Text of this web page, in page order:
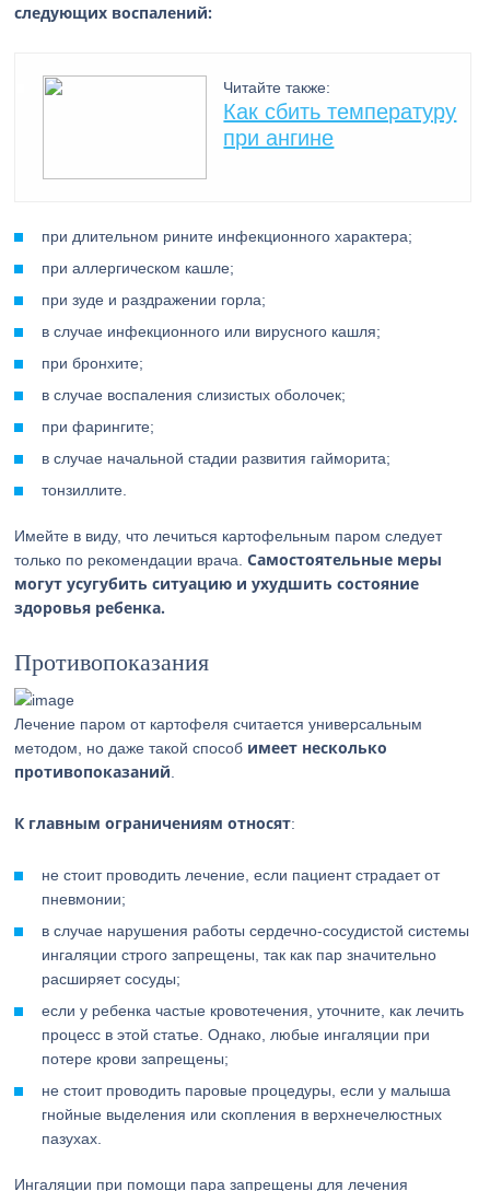
следующих воспалений:
Читайте также:
Как сбить температуру
при ангине
при длительном рините инфекционного характера;
при аллергическом кашле;
при зуде и раздражении горла;
в случае инфекционного или вирусного кашля;
при бронхите;
в случае воспаления слизистых оболочек;
при фарингите;
в случае начальной стадии развития гайморита;
тонзиллите.
Имейте в виду, что лечиться картофельным паром следует
только по рекомендации врача.Самостоятельные меры
могут усугубить ситуацию и ухудшить состояние
здоровья ребенка.
Противопоказания
Лечение паром от картофеля считается универсальным
методом, но даже такой способ имеет несколько
противопоказаний
К главным ограничениям относят:
не стоит проводить лечение, если пациент страдает от
пневмонии;
в случае нарушения работы сердечно-сосудистой системы
ингаляции строго запрещены, так как пар значительно
расширяет сосуды;
если у ребенка частые кровотечения, уточните, как лечить
процесс в этой статье. Однако, любые ингаляции при
потере крови запрещены;
не стоит проводить паровые процедуры, если у малыша
гнойные выделения или скопления в верхнечелюстных
пазухах.
Ингаляции при помощи пара запрещены для лечения